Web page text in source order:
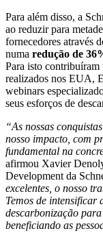
Para além disso, a
ao reduzir para
fornecedores através
numa redução de
Para isto contribuíram
realizados nos EUA,
webinars
seus esforços de
“As nossas
nosso impacto, com
fundamental na
afirmou Xavier
Development da
excelentes, o nosso
Temos de intensificar
descarbonização
beneficiando as